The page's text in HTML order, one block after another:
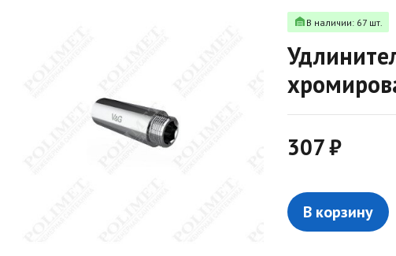
В наличии: 67 шт.
307 ₽
В корзину